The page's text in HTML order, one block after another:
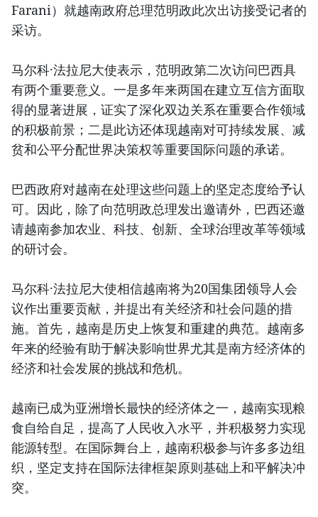
Farani）就越南政府总理范明政此次出访接受记者的
采访。
马尔科·法拉尼大使表示，范明政第二次访问巴西具
有两个重要意义。一是多年来两国在建立互信方面取
得的显著进展，证实了深化双边关系在重要合作领域
的积极前景；二是此访还体现越南对可持续发展、减
贫和公平分配世界决策权等重要国际问题的承诺。
巴西政府对越南在处理这些问题上的坚定态度给予认
可。因此，除了向范明政总理发出邀请外，巴西还邀
请越南参加农业、科技、创新、全球治理改革等领域
的研讨会。
马尔科·法拉尼大使相信越南将为20国集团领导人会
议作出重要贡献，并提出有关经济和社会问题的措
施。首先，越南是历史上恢复和重建的典范。越南多
年来的经验有助于解决影响世界尤其是南方经济体的
经济和社会发展的挑战和危机。
越南已成为亚洲增长最快的经济体之一，越南实现粮
食自给自足，提高了人民收入水平，并积极努力实现
能源转型。在国际舞台上，越南积极参与许多多边组
织，坚定支持在国际法律框架原则基础上和平解决冲
突。